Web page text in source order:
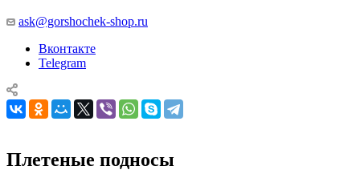
ask@gorshochek-shop.ru
Вконтакте
Telegram
Плетеные подносы